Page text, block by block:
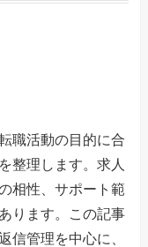
職活動の目的に合
整理します。求人
相性、サポート範
ります。この記事
信管理を中心に、